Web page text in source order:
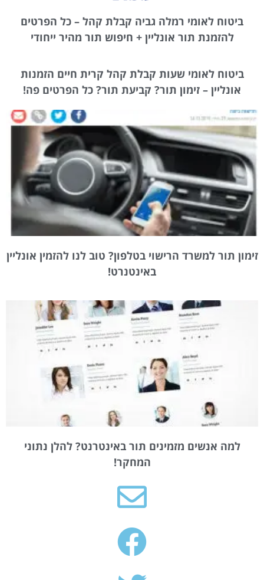
ביטוח לאומי רמלה גביה קבלת קהל – כל הפרטים
להזמנת תור אונליין + חיפוש תור מהיר ייחודי
ביטוח לאומי שעות קבלת קהל קרית חיים הזמנות
אונליין – זימון תור? קביעת תור? כל הפרטים פה!
זימון תור למשרד הרישוי בטלפון? טוב לנו להזמין אונליין
באינטנרט!
למה אנשים מזמינים תור באינטרנט? להלן נתוני
המחקר!